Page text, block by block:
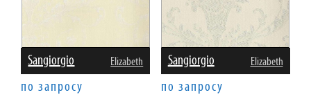
Sangiorgio Elizabeth
по запросу
Sangiorgio Elizabeth
по запросу